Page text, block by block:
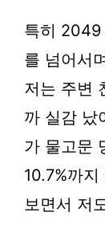
특히 2049
를 넘어서
저는 주변
까 실감 났
가 물고문
10.7%까
보면서 저